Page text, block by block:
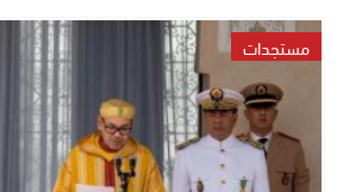
مستجدات